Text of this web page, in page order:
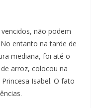
não podem
entanto na tarde de
mediana, foi até o
arroz, colocou na
Isabel. O fato